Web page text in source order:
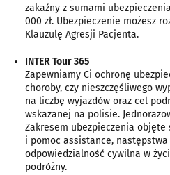
zakaźny z sumami
000 zł. Ubezpieczenie możesz
Klauzulę Agresji Pacjenta.
INTER Tour 365
Zapewniamy Ci ochronę
choroby, czy nieszczęśliwego
na liczbę wyjazdów oraz cel
wskazanej na polisie.
Zakresem ubezpieczenia objęte
i pomoc assistance,
odpowiedzialność cywilna w
podróżny.